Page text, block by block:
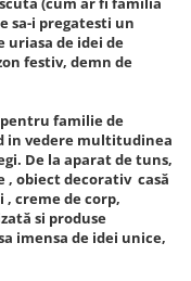
sa-i pregatesti un
uriasa de idei de
festiv, demn de
familie de
in vedere multitudinea
De la aparat de tuns,
, obiect decorativ casă
, creme de corp,
si produse
imensa de idei unice,